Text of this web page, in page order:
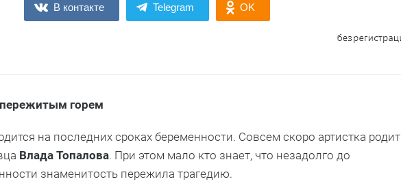
В контакте Telegram OK
горем
на последних сроках беременности. Совсем скоро артистка родит
Влада Топалова. При этом мало кто знает, что незадолго до
знаменитость пережила трагедию.